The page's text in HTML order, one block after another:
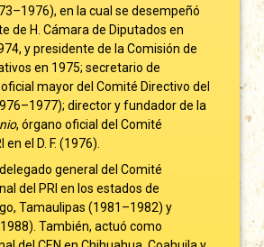
en la cual se desempeñó
de H. Cámara de Diputados en
y presidente de la Comisión de
en 1975; secretario de
mayor del Comité Directivo del
director y fundador de la
, órgano oficial del Comité
el D. F. (1976).
general del Comité
del PRI en los estados de
Tamaulipas (1981–1982) y
También, actuó como